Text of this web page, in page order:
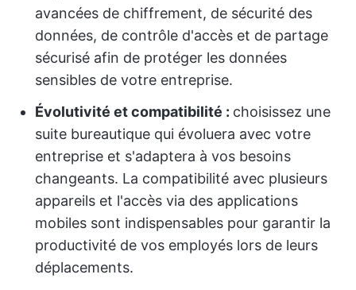
avancées de chiffrement, de sécurité des
données, de contrôle d'accès et de partage
sécurisé afin de protéger les données
sensibles de votre entreprise.
Évolutivité et compatibilité : choisissez une
suite bureautique qui évoluera avec votre
entreprise et s'adaptera à vos besoins
changeants. La compatibilité avec plusieurs
appareils et l'accès via des applications
mobiles sont indispensables pour garantir la
productivité de vos employés lors de leurs
déplacements.